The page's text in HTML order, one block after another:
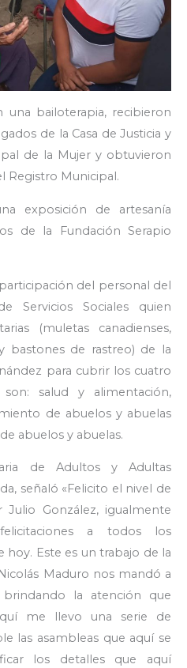
una bailoterapia, recibieron
de la Casa de Justicia y
de la Mujer y obtuvieron
Registro Municipal.
exposición de artesanía
de la Fundación Serapio
del personal del
Servicios Sociales quien
(muletas canadienses,
bastones de rastreo) de la
para cubrir los cuatro
salud y alimentación,
de abuelos y abuelas
abuelos y abuelas.
de Adultos y Adultas
señaló «Felicito el nivel de
González, igualmente
a todos los
hoy. Este es un trabajo de la
Maduro nos mandó a
la atención que
me llevo una serie de
las asambleas que aquí se
los detalles que aquí